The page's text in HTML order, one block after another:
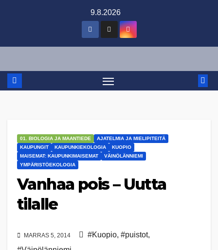
9.8.2026
01. BIOLOGIA JA MAANTIEDE
AJATELMIA JA MIELIPITEITÄ
KAUPUNGIT
KAUPUNKIEKOLOGIA
KUOPIO
MAISEMAT: KAUPUNKIMAISEMAT
VÄINÖLÄNNIEMI
YMPÄRISTÖEKOLOGIA
Vanhaa pois – Uutta
tilalle
MARRAS 5, 2014 #Kuopio, #puistot,